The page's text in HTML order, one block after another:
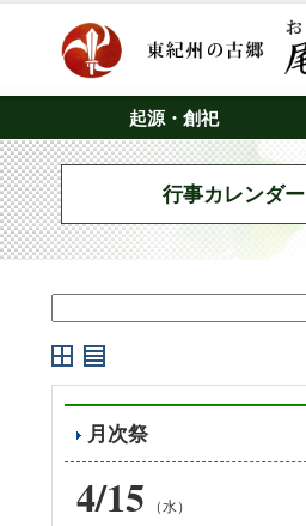
起源・創祀
行事カレンダー
月次祭
4/15 （水）